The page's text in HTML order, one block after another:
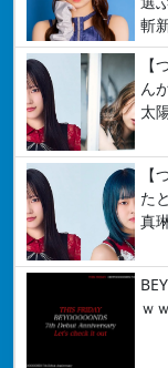
斬
【
ん
太
【
た
真
ｗ